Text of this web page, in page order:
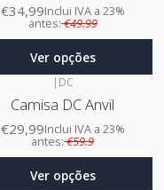
€34,99Inclui IVA a 23%
antes:€49.99
Ver opções
| DC
Camisa DC Anvil
€29,99Inclui IVA a 23%
antes:€59.9
Ver opções